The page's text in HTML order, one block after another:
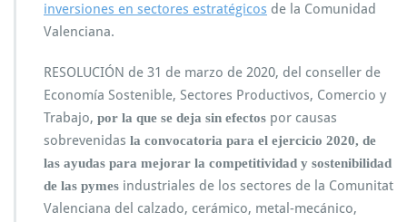
inversiones en sectores estratégicos de la Comunidad
Valenciana.
RESOLUCIÓN de 31 de marzo de 2020, del conseller de
Economía Sostenible, Sectores Productivos, Comercio y
Trabajo, por la que se deja sin efectos por causas
sobrevenidas la convocatoria para el ejercicio 2020, de
las ayudas para mejorar la competitividad y sostenibilidad
de las pymes industriales de los sectores de la Comunitat
Valenciana del calzado, cerámico, metal-mecánico,